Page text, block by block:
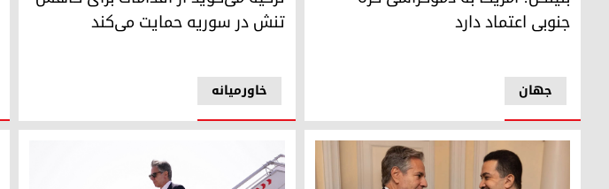
جهان
جنوبی اعتماد دارد
خاورمیانه
تنش در سوریه حمایت می‌کند